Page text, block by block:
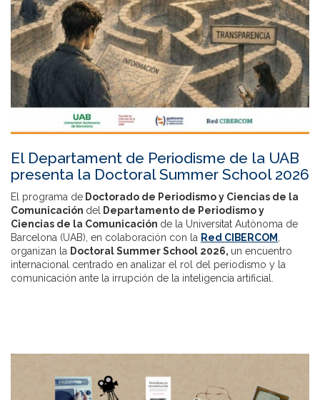
El Departament de Periodisme de la UAB
presenta la Doctoral Summer School 2026
El programa de Doctorado de Periodismo y Ciencias de la
Comunicación del
Departamento de Periodismo y
Ciencias de la Comunicación de la Universitat Autònoma de
Barcelona (UAB), en colaboración con la Red CIBERCOM
organizan la Doctoral Summer School 2026, un encuentro
internacional centrado en analizar el rol del periodismo y la
comunicación ante la irrupción de la inteligencia artificial.